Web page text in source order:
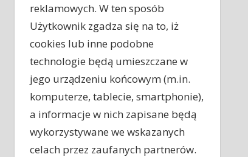
reklamowych. W ten sposób
Użytkownik zgadza się na to, iż
cookies lub inne podobne
technologie będą umieszczane w
jego urządzeniu końcowym (m.in.
komputerze, tablecie, smartphonie),
a informacje w nich zapisane będą
wykorzystywane we wskazanych
celach przez zaufanych partnerów.